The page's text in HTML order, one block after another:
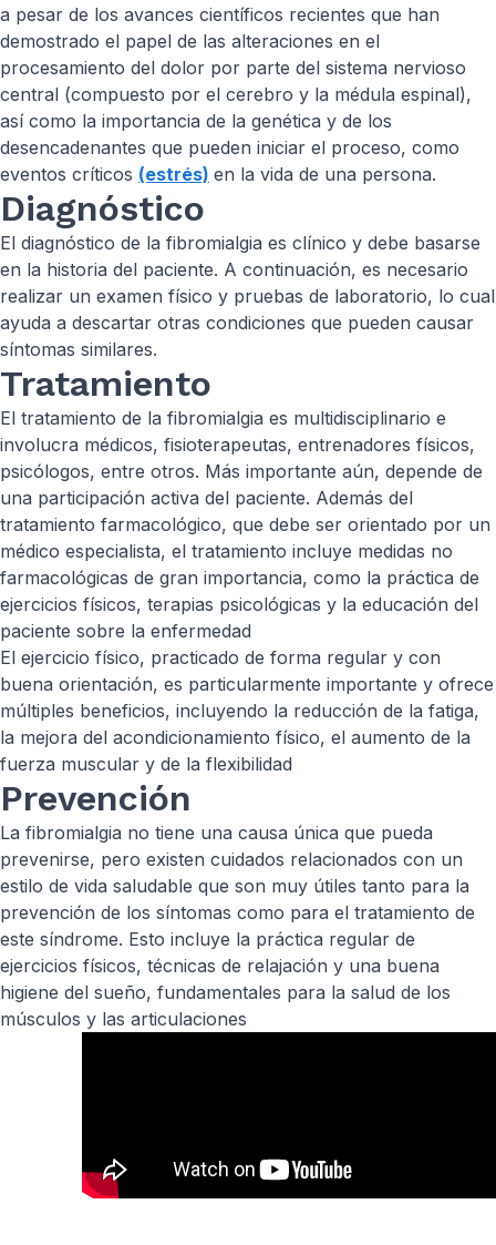
a pesar de los avances científicos recientes que han
demostrado el papel de las alteraciones en el
procesamiento del dolor por parte del sistema nervioso
central (compuesto por el cerebro y la médula espinal),
así como la importancia de la genética y de los
desencadenantes que pueden iniciar el proceso, como
eventos críticos (estrés) en la vida de una persona.
Diagnóstico
El diagnóstico de la fibromialgia es clínico y debe basarse
en la historia del paciente. A continuación, es necesario
realizar un examen físico y pruebas de laboratorio, lo cual
ayuda a descartar otras condiciones que pueden causar
síntomas similares.
Tratamiento
El tratamiento de la fibromialgia es multidisciplinario e
involucra médicos, fisioterapeutas, entrenadores físicos,
psicólogos, entre otros. Más importante aún, depende de
una participación activa del paciente. Además del
tratamiento farmacológico, que debe ser orientado por un
médico especialista, el tratamiento incluye medidas no
farmacológicas de gran importancia, como la práctica de
ejercicios físicos, terapias psicológicas y la educación del
paciente sobre la enfermedad
El ejercicio físico, practicado de forma regular y con
buena orientación, es particularmente importante y ofrece
múltiples beneficios, incluyendo la reducción de la fatiga,
la mejora del acondicionamiento físico, el aumento de la
fuerza muscular y de la flexibilidad
Prevención
La fibromialgia no tiene una causa única que pueda
prevenirse, pero existen cuidados relacionados con un
estilo de vida saludable que son muy útiles tanto para la
prevención de los síntomas como para el tratamiento de
este síndrome. Esto incluye la práctica regular de
ejercicios físicos, técnicas de relajación y una buena
higiene del sueño, fundamentales para la salud de los
músculos y las articulaciones